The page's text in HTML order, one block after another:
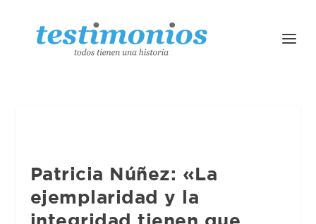
Patricia Núñez: «La
ejemplaridad y la
integridad tienen que